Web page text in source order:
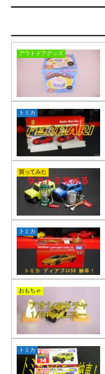
アウトドアグッズ
トミカ
買ってみた
トミカ
おもちゃ
トミカ